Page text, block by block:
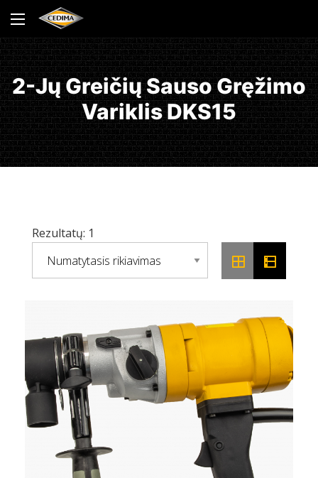
2-Jų Greičių Sauso Gręžimo
Variklis DKS15
Rezultatų: 1